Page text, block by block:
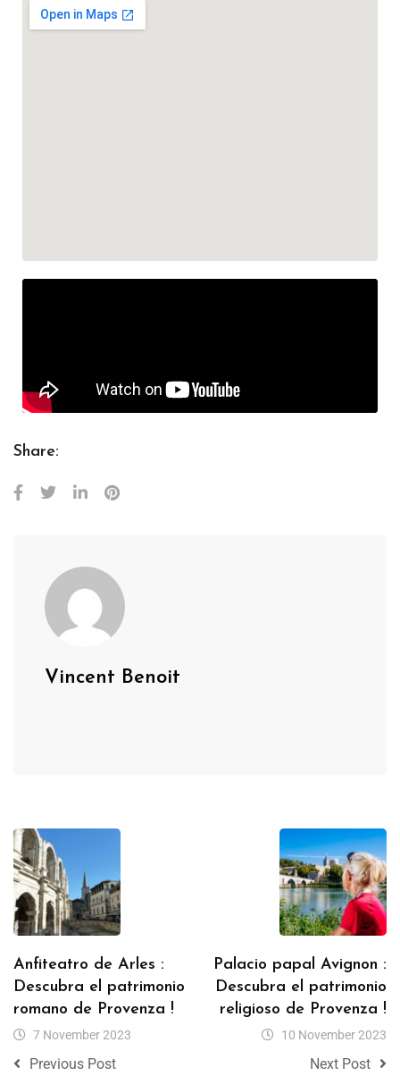
Share:
Vincent Benoit
Anfiteatro de Arles :
Descubra el patrimonio
romano de Provenza !
7 November 2023
Previous Post
Palacio papal Avignon :
Descubra el patrimonio
religioso de Provenza !
10 November 2023
Next Post